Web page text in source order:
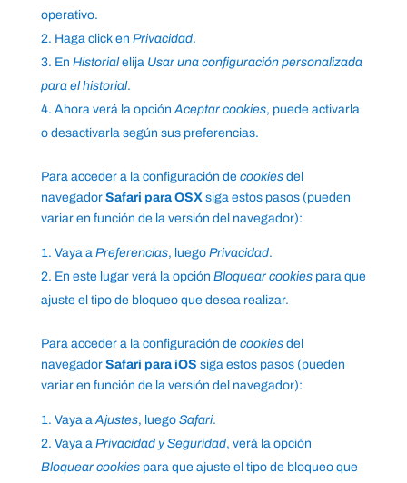
operativo.
Haga click en Privacidad.
En Historialelija Usar una configuración personalizada
para el historial.
Ahora verá la opciónAceptar cookies, puede activarla
o desactivarla según sus preferencias.
Para acceder a la configuración de cookiesdel
navegador Safari para OSXsiga estos pasos (pueden
variar en función de la versión del navegador):
Vaya a Preferencias, luego Privacidad.
En este lugar verá la opción Bloquear cookiespara que
ajuste el tipo de bloqueo que desea realizar.
Para acceder a la configuración de cookiesdel
navegador Safari para iOS siga estos pasos (pueden
variar en función de la versión del navegador):
Vaya aAjustes, luego Safari.
Vaya a Privacidad y Seguridad, verá la opción
Bloquear cookiespara que ajuste el tipo de bloqueo que